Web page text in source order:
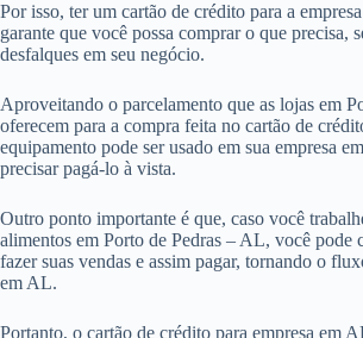
Por isso, ter um cartão de crédito para a
garante que você possa comprar o que precisa,
desfalques em seu negócio.
Aproveitando o parcelamento que as lojas em
oferecem para a compra feita no cartão de
equipamento pode ser usado em sua empresa
precisar pagá-lo à vista.
Outro ponto importante é que, caso você
alimentos em Porto de Pedras – AL, você pode
fazer suas vendas e assim pagar, tornando o
em AL.
Portanto, o cartão de crédito para empresa em